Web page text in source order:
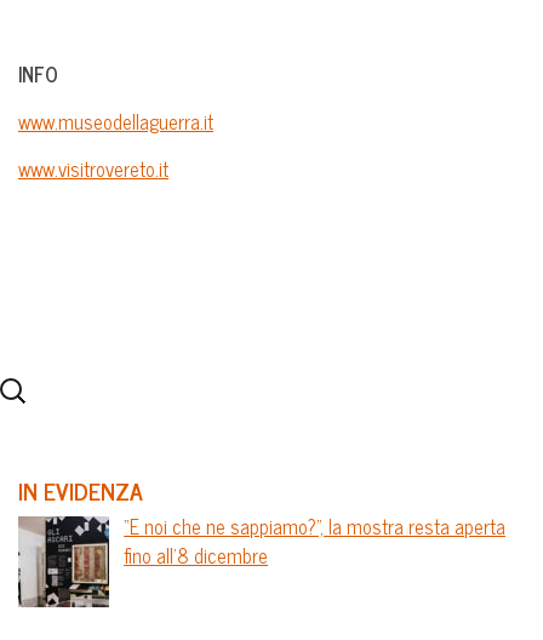
INFO
www.museodellaguerra.it
www.visitrovereto.it
IN EVIDENZA
“E noi che ne sappiamo?”, la mostra resta aperta
fino all’8 dicembre